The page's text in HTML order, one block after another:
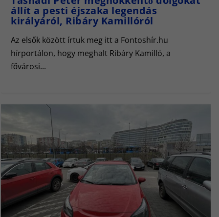
állít a pesti éjszaka legendás
királyáról, Ribáry Kamillóról
Az elsők között írtuk meg itt a Fontoshír.hu
hírportálon, hogy meghalt Ribáry Kamilló, a
fővárosi...